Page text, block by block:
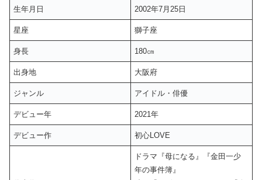
生年月日 2002年7月25日
星座 獅子座
身長 180㎝
出身地 大阪府
ジャンル アイドル・俳優
デビュー年 2021年
デビュー作 初心LOVE
ドラマ『母になる』『金田一少
年の事件簿』